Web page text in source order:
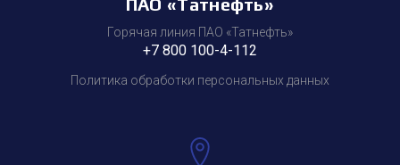
Горячая линия ПАО «Татнефть»
+7 800 100-4-112
Политика обработки персональных данных